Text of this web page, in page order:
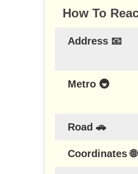
How To
Address 📧
Metro 🚇
Road 🚗
Coordinates 🌐